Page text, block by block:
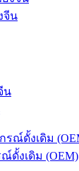
จีน
ดั้งเดิม (OEM)